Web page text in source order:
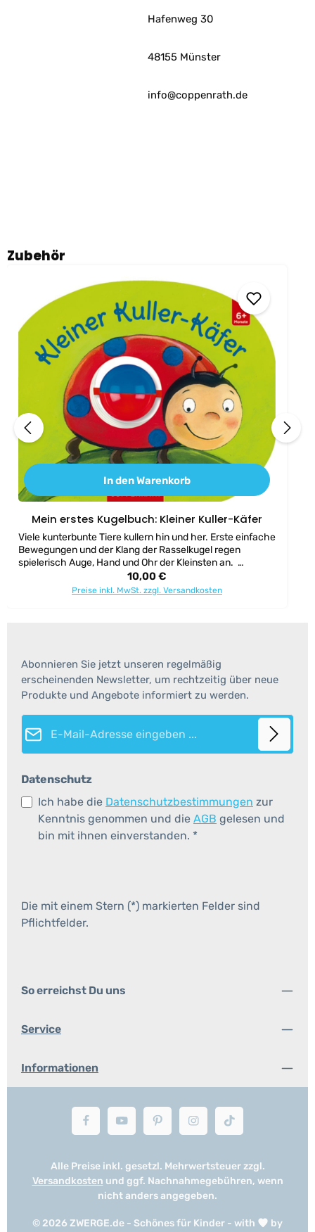
Hafenweg 30
48155 Münster
info@coppenrath.de
Produktgalerie überspringen
Zubehör
In den Warenkorb
Mein erstes Kugelbuch: Kleiner Kuller-Käfer
Viele kunterbunte Tiere kullern hin und her. Erste einfache
Bewegungen und der Klang der Rasselkugel regen
spielerisch Auge, Hand und Ohr der Kleinsten an.
Altersempfehlung: ab 6 Monate Maße: ca 15 x 18 cm
Material: Pappe, Kunststoffkugel Seiten: 12 Seiten
Regulärer Preis:
10,00 €
Preise inkl. MwSt. zzgl. Versandkosten
Abonnieren Sie jetzt unseren regelmäßig
erscheinenden Newsletter, um rechtzeitig über neue
Produkte und Angebote informiert zu werden.
Datenschutz
Ich habe die Datenschutzbestimmungen zur
Kenntnis genommen und die AGB gelesen und
bin mit ihnen einverstanden. *
Die mit einem Stern (*) markierten Felder sind
Pflichtfelder.
So erreichst Du uns
Service
Informationen
© 2026 ZWERGE.de - Schönes für Kinder - with
by
Alle Preise inkl. gesetzl. Mehrwertsteuer zzgl.
Versandkosten und ggf. Nachnahmegebühren, wenn
nicht anders angegeben.